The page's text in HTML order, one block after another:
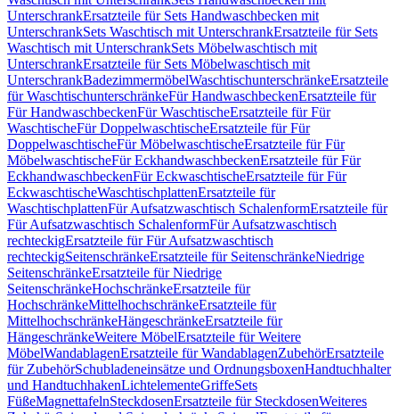
UnterschrankErsatzteile für Sets Handwaschbecken mit
UnterschrankSets Waschtisch mit UnterschrankErsatzteile für Sets
Waschtisch mit UnterschrankSets Möbelwaschtisch mit
UnterschrankErsatzteile für Sets Möbelwaschtisch mit
UnterschrankBadezimmermöbelWaschtischunterschränkeErsatzteile
für WaschtischunterschränkeFür HandwaschbeckenErsatzteile für
Für HandwaschbeckenFür WaschtischeErsatzteile für Für
WaschtischeFür DoppelwaschtischeErsatzteile für Für
DoppelwaschtischeFür MöbelwaschtischeErsatzteile für Für
MöbelwaschtischeFür EckhandwaschbeckenErsatzteile für Für
EckhandwaschbeckenFür EckwaschtischeErsatzteile für Für
EckwaschtischeWaschtischplattenErsatzteile für
WaschtischplattenFür Aufsatzwaschtisch SchalenformErsatzteile für
Für Aufsatzwaschtisch SchalenformFür Aufsatzwaschtisch
rechteckigErsatzteile für Für Aufsatzwaschtisch
rechteckigSeitenschränkeErsatzteile für SeitenschränkeNiedrige
SeitenschränkeErsatzteile für Niedrige
SeitenschränkeHochschränkeErsatzteile für
HochschränkeMittelhochschränkeErsatzteile für
MittelhochschränkeHängeschränkeErsatzteile für
HängeschränkeWeitere MöbelErsatzteile für Weitere
MöbelWandablagenErsatzteile für WandablagenZubehörErsatzteile
für ZubehörSchubladeneinsätze und OrdnungsboxenHandtuchhalter
und HandtuchhakenLichtelementeGriffeSets
FüßeMagnettafelnSteckdosenErsatzteile für SteckdosenWeiteres